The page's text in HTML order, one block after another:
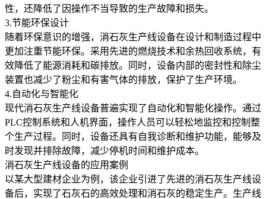
性，还降低了因操作不当导致的生产故障和损失。
3.节能环保设计
随着环保意识的增强，消石灰生产线设备在设计和制造过程中
更加注重节能环保。采用先进的燃烧技术和余热回收系统，有
效降低了能源消耗和碳排放。同时，设备内部的密封性和除尘
装置也减少了粉尘和有害气体的排放，保护了生产环境。
4.自动化与智能化
现代消石灰生产线设备普遍实现了自动化和智能化操作。通过
PLC控制系统和人机界面，操作人员可以轻松地监控和控制整
个生产过程。同时，设备还具有自我诊断和维护功能，能够及
时发现并排除故障，减少停机时间和维护成本。
消石灰生产线设备的应用案例
以某大型建材企业为例，该企业引进了先进的消石灰生产线设
备后，实现了石灰石的高效处理和消石灰的稳定生产。生产线